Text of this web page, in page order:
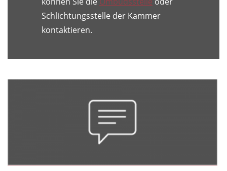
Schlichtungsstelle der Kammer
kontaktieren.